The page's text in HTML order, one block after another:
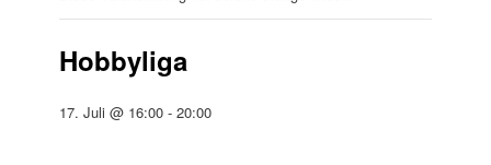
Hobbyliga
17. Juli @ 16:00 -20:00